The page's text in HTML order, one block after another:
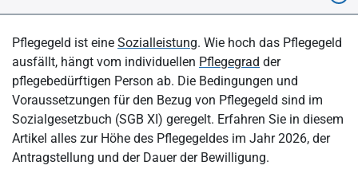
Wie hoch ist das Pflegegeld?
Welche Möglichkeiten der finanziellen Entlastung haben
Personen mit Pflegegrad 1?
Ist das Pflegegeld steuerfrei?
Wird das Pflegegeld auf die Rente angerechnet?
Pflegegeld ist eine Sozialleistung. Wie hoch das Pflegegeld
ausfällt, hängt vom individuellen Pflegegrad der
pflegebedürftigen Person ab. Die Bedingungen und
Voraussetzungen für den Bezug von Pflegegeld sind im
Sozialgesetzbuch (SGB XI) geregelt. Erfahren Sie in diesem
Artikel alles zur Höhe des Pflegegeldes im Jahr 2026, der
Antragstellung und der Dauer der Bewilligung.